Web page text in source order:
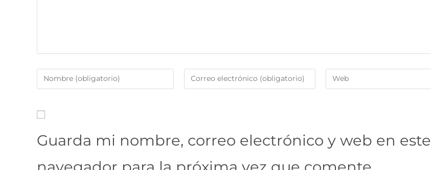
Guarda mi nombre, correo electrónico y web en este